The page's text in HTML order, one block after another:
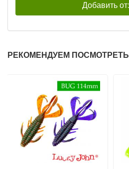
РЕКОМЕНДУЕМ ПОСМОТРЕТЬ